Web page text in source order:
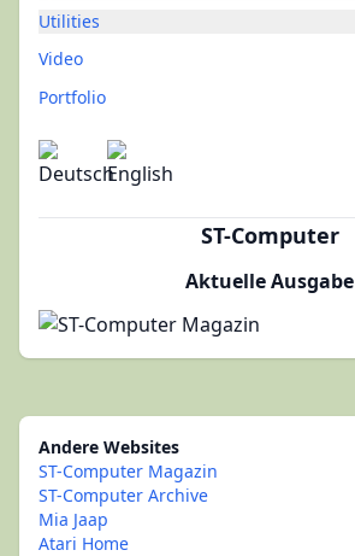
Utilities
Video
Portfolio
ST-Computer
Aktuelle Ausgabe
Andere Websites
ST-Computer Magazin
ST-Computer Archive
Mia Jaap
Atari Home